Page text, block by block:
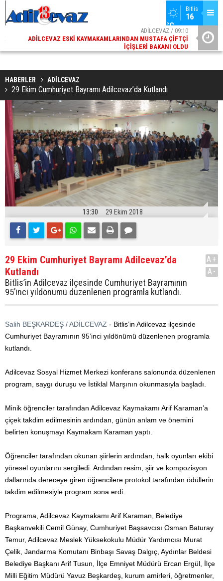
Bitlis
16
°C
ADİLCEVAZ / 09:10
ADILCEVAZ ESKI KAYMAKAMLARINDAN MUSTAFA ÇIFTÇI
İÇIŞLERI BAKANI OLDU
HABERLER ADİLCEVAZ
29 Ekim Cumhuriyet Bayramı Adilcevaz’da Kutlandı
13:30 29 Ekim 2018
29 Ekim Cumhuriyet Bayramı Adilcevaz’da
Kutlandı
Bitlis’in Adilcevaz ilçesinde Cumhuriyet Bayramının
95’inci yıldönümü düzenlenen programla kutlandı.
A+
A-
Salih BEŞKARDEŞ / ADİLCEVAZ - Bitlis’in Adilcevaz ilçesinde
Cumhuriyet Bayramının 95’inci yıldönümü düzenlenen programla
kutlandı.
Adilcevaz Sosyal Hizmet Merkezi konferans salonunda düzenlenen
program, saygı duruşu ve İstiklal Marşının okunmasıyla başladı.
Minik öğrenciler tarafından Adilcevaz Kaymakamı Arif Karaman’a
çiçek takdim edilmesinin ardından, günün anlam ve önemini
belirten konuşmayı Kaymakam Karaman yaptı.
Öğrenciler tarafından okunan şiirlerin ardından, halk oyunları ekibi
yöresel oyunlarını sergiledi. Ardından resim, şiir ve kompozisyon
dallarında dereceye giren öğrencilere protokol tarafından ödüllerin
takdim edilmesiyle program sona erdi.
Programa, Adilcevaz Kaymakamı Arif Karaman, Belediye
Başkanvekili Cemil Günay, Cumhuriyet Başsavcısı Osman Baturay
Temur, Adilcevaz Meslek Yüksekokulu Müdür Yardımcısı Murat
Çelik, Jandarma Komutanı Binbaşı Savaş Dalgıç, Aydınlar Beldesi
Belediye Başkanı Arif Tusun, İlçe Emniyet Müdürü Ercan Ergül, İlçe
Milli Eğitim Müdürü Yavuz Beşkardeş, kurum amirleri, öğretmenler,